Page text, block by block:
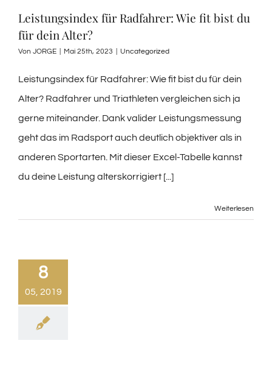
Leistungsindex für Radfahrer: Wie fit bist du
für dein Alter?
Von JORGE Mai 25th, 2023 Uncategorized
Leistungsindex für Radfahrer: Wie fit bist du für dein
Alter? Radfahrer und Triathleten vergleichen sich ja
gerne miteinander. Dank valider Leistungsmessung
geht das im Radsport auch deutlich objektiver als in
anderen Sportarten. Mit dieser Excel-Tabelle kannst
du deine Leistung alterskorrigiert [...]
Weiterlesen
8
05, 2019